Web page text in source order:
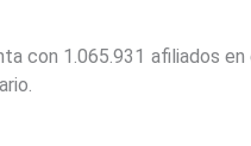
con 1.065.931 afiliados